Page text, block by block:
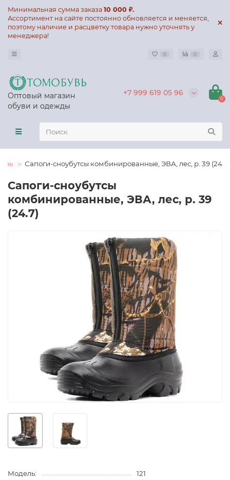
Минимальная сумма заказа 10 000 ₽.
Ассортимент на сайте постоянно обновляется и меняется,
поэтому наличие и расцветку товара нужно уточнять у
менеджера!
0 0
Оптовый магазин
обуви и одежды
+7 999 619 05 96
0
Сапоги-сноубутсы комбинированные, ЭВА, лес, р. 39 (24.7)
Сапоги-сноубутсы
комбинированные, ЭВА, лес, р. 39
(24.7)
Модель:
121